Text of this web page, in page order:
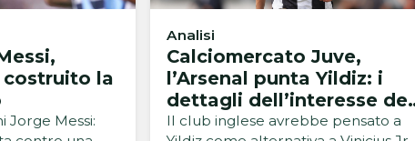
costruito la
Jorge Messi:
Analisi
Calciomercato Juve,
l’Arsenal punta Yildiz: i
dettagli dell’interesse dei
Gunners
Il club inglese avrebbe pensato a